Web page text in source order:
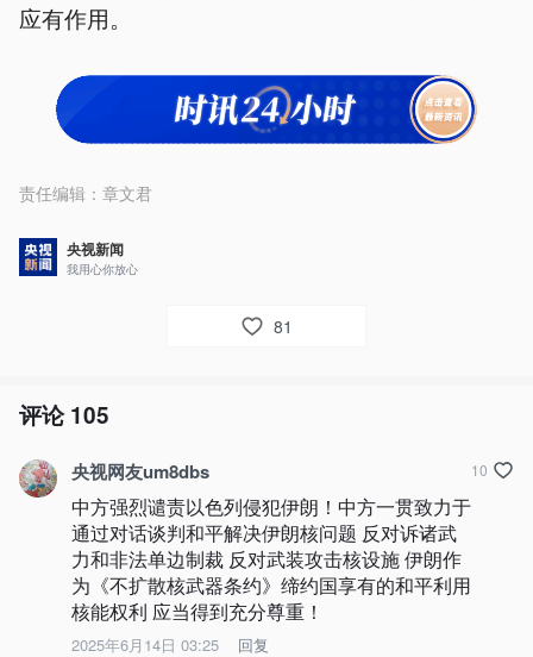
应有作用。
责任编辑： 章文君
央视新闻
我用心你放心
81
评论105
央视网友um8dbs
中方强烈谴责以色列侵犯伊朗！中方一贯致力于
通过对话谈判和平解决伊朗核问题 反对诉诸武
力和非法单边制裁 反对武装攻击核设施 伊朗作
为《不扩散核武器条约》缔约国享有的和平利用
核能权利 应当得到充分尊重！
2025年6月14日 03:25 回复
10